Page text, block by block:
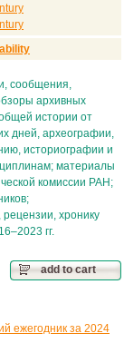
сообщения,
архивных
истории от
дней, археографии,
историографии и
материалы
комиссии РАН;
хронику
гг.
add to cart
ежегодник за 2024